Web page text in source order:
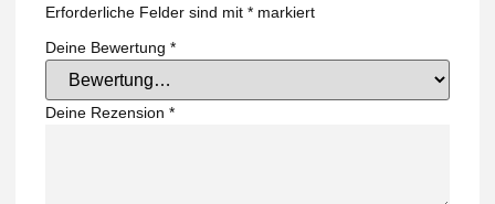
Erforderliche Felder sind mit * markiert
Deine Bewertung *
Deine Rezension *